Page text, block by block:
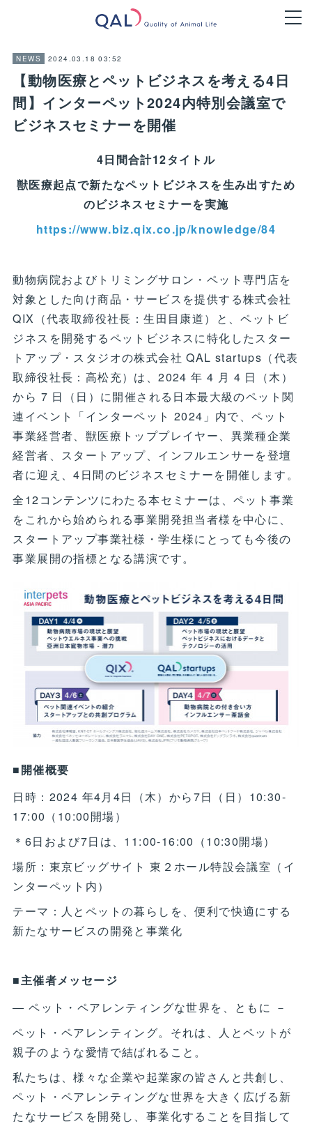
NEWS 2024.03.18 03:52
【動物医療とペットビジネスを考える4日
間】インターペット2024内特別会議室で
ビジネスセミナーを開催
4日間合計12タイトル
獣医療起点で新たなペットビジネスを生み出すため
のビジネスセミナーを実施
https://www.biz.qix.co.jp/knowledge/84
動物病院およびトリミングサロン・ペット専門店を
対象とした向け商品・サービスを提供する株式会社
QIX（代表取締役社長：生田目康道）と、ペットビ
ジネスを開発するペットビジネスに特化したスター
トアップ・スタジオの株式会社 QAL startups（代表
取締役社長：高松充）は、2024 年 4 月 4 日（木）
から 7 日（日）に開催される日本最大級のペット関
連イベント「インターペット 2024」内で、ペット
事業経営者、獣医療トッププレイヤー、異業種企業
経営者、スタートアップ、インフルエンサーを登壇
者に迎え、4日間のビジネスセミナーを開催します。
全12コンテンツにわたる本セミナーは、ペット事業
をこれから始められる事業開発担当者様を中心に、
スタートアップ事業社様・学生様にとっても今後の
事業展開の指標となる講演です。
■開催概要
日時：2024 年4月4日（木）から7日（日）10:30-
17:00（10:00開場）
＊6日および7日は、11:00-16:00（10:30開場）
場所：東京ビッグサイト 東２ホール特設会議室（イ
ンターペット内）
テーマ：人とペットの暮らしを、便利で快適にする
新たなサービスの開発と事業化
■主催者メッセージ
― ペット・ペアレンティングな世界を、ともに －
ペット・ペアレンティング。それは、人とペットが
親子のような愛情で結ばれること。
私たちは、様々な企業や起業家の皆さんと共創し、
ペット・ペアレンティングな世界を大きく広げる新
たなサービスを開発し、事業化することを目指して